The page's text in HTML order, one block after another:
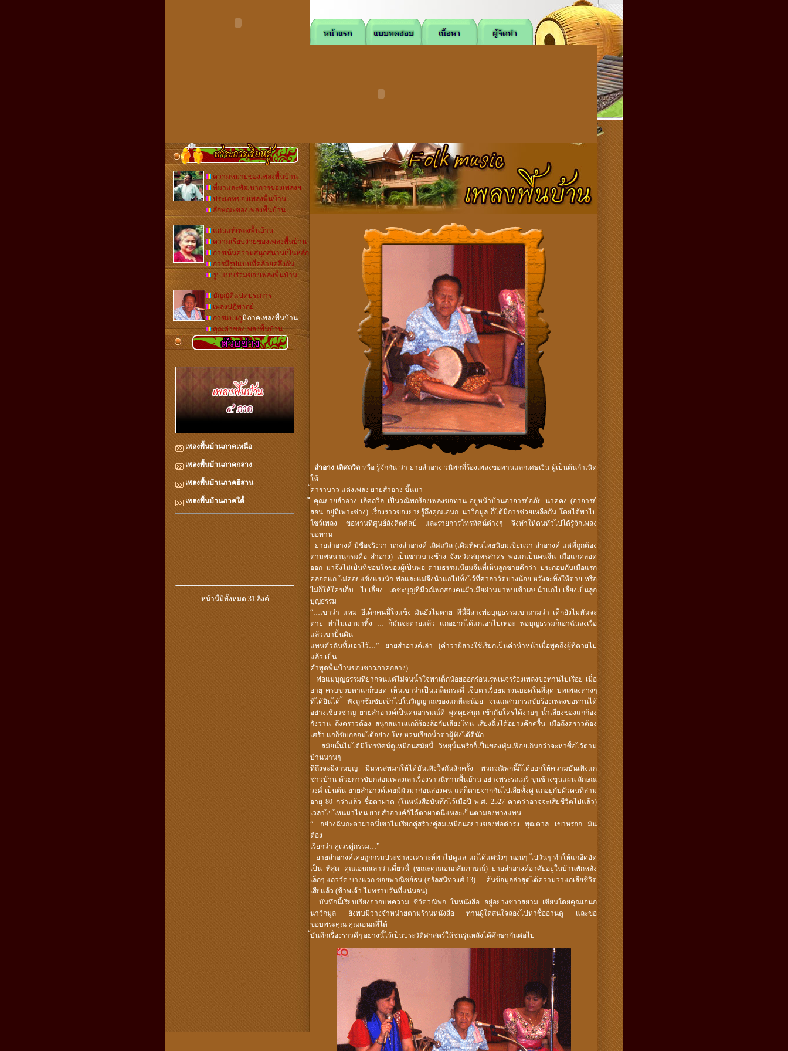
ความหมายของเพลงพื้นบ้าน
ที่มาและพัฒนาการของเพลงฯ
ประเภทของเพลงพื้นบ้าน
ลักษณะของเพลงพื้นบ้าน
แก่นแท้เพลงพื้นบ้าน
ความเรียบง่ายของเพลงพื้นบ้าน
การเน้นความสนุกสนานเป็นหลัก
การมีรูปแบบที่คล้ายคลึงกัน
รูปแบบร่วมของเพลงพื้นบ้าน
บัญญัติแปดประการ
เพลงปฏิพากย์
การแบ่งภูมิภาคเพลงพื้นบ้าน
คุณค่าของเพลงพื้นบ้าน
เพลงพื้นบ้านภาคเหนือ
เพลงพื้นบ้านภาคกลาง
เพลงพื้นบ้านภาคอีสาน
เพลงพื้นบ้านภาคใต้
หน้านี้มีทั้งหมด 31 ลิงค์
สำอาง เลิศถวิล หรือ รู้จักกัน ว่า ยายสำอาง วนิพกที่ร้องเพลงขอทานแลกเศษเงิน ผู้เป็นต้นกำเนิด
ให้
้คาราบาว แต่งเพลง ยายสำอาง ขึ้นมา
ื คุณยายสำอาง เลิศถวิล เป็นวณิพกร้องเพลงขอทาน อยู่หน้าบ้านอาจารย์อภัย นาคคง (อาจารย์
สอน อยู่ที่เพาะช่าง) เรื่องราวของยายรู้ถึงคุณเอนก นาวิกมูล ก็ได้มีการช่วยเหลือกัน โดยได้พาไป
โชว์เพลง ขอทานที่ศูนย์สังคีตศิลป์ และรายการโทรทัศน์ต่างๆ จึงทำให้คนทั่วไปได้รู้จักเพลง
ขอทาน
ยายสำอางค์ มีชื่อจริงว่า นางสำอางค์ เลิศถวิล (เดิมที่คนไทยนิยมเขียนว่า สำอางค์ แต่ที่ถูกต้อง
ตามพจนานุกรมคือ สำอาง) เป็นชาวบางช้าง จังหวัดสมุทรสาคร พ่อแกเป็นคนจีน เมื่อแกคลอด
ออก มาจึงไม่เป็นที่ชอบใจของผู้เป็นพ่อ ตามธรรมเนียมจีนที่เห็นลูกชายดีกว่า ประกอบกับเมื่อแรก
คลอดแก ไม่ค่อยแข็งแรงนัก พ่อและแม่จึงนำแกไปทิ้งไว้ที่ศาลาวัดบางน้อย หวังจะทิ้งให้ตาย หรือ
ไม่ก็ให้ใครเก็บ ไปเลี้ยง เดชะบุญที่มีวณิพกสองคนผัวเมียผ่านมาพบเข้าเลยนำแกไปเลี้ยงเป็นลูก
บุญธรรม
“…เขาว่า แหม อีเด็กคนนี้ใจแข็ง มันยังไม่ตาย ทีนี้ผีสางพ่อบุญธรรมเขาถามว่า เด็กยังไม่ทันจะ
ตาย ทำไมเอามาทิ้ง … ก็มันจะตายแล้ว แกอยากได้แกเอาไปเหอะ พ่อบุญธรรมก็เอาฉันลงเรือ
แล้วเขาปั้นดิน
แทนตัวฉันทิ้งเอาไว้…” ยายสำอางค์เล่า (คำว่าผีสางใช้เรียกเป็นคำนำหน้าเมื่อพูดถึงผู้ที่ตายไป
แล้ว เป็น
คำพูดพื้นบ้านของชาวภาคกลาง)
พ่อแม่บุญธรรมที่ยากจนแต่ไม่จนน้ำใจพาเด็กน้อยออกร่อนเร่พเนจรร้องเพลงขอทานไปเรื่อย เมื่อ
อายุ ครบขวบตาแกก็บอด เห็นเขาว่าเป็นเกล็ดกระดี่ เจ็บตาเรื่อยมาจนบอดในที่สุด บทเพลงต่างๆ
ที่ได้ยินได้ ้ฟังถูกซึมซับเข้าไปในวิญญาณของแกทีละน้อย จนแกสามารถขับร้องเพลงขอทานได้
อย่างเชี่ยวชาญ ยายสำอางค์เป็นคนอารมณ์ดี พูดคุยสนุก เข้ากับใครได้ง่ายๆ น้ำเสียงของแกก้อง
กังวาน ถึงคราวต้อง สนุกสนานแกก็ร้องล้อกับเสียงโทน เสียงฉิ่งได้อย่างคึกครื้น เมื่อถึงคราวต้อง
เศร้า แกก็ขับกล่อมได้อย่าง โหยหวนเรียกน้ำตาผู้ฟังได้ดีนัก
สมัยนั้นไม่ได้มีโทรทัศน์ดูเหมือนสมัยนี้ วิทยุนั้นหรือก็เป็นของฟุ่มเฟือยเกินกว่าจะหาซื้อไว้ตาม
บ้านนานๆ
ทีถึงจะมีงานบุญ มีมหรสพมาให้ได้บันเทิงใจกันสักครั้ง พวกวณิพกนี้ก็ได้ออกให้ความบันเทิงแก่
ชาวบ้าน ด้วยการขับกล่อมเพลงเล่าเรื่องราวนิทานพื้นบ้าน อย่างพระรถเมรี ขุนช้างขุนแผน ลักษณ
วงศ์ เป็นต้น ยายสำอางค์เคยมีผัวมาก่อนสองคน แต่ก็ตายจากกันไปเสียทั้งคู่ แกอยู่กับผัวคนที่สาม
อายุ 80 กว่าแล้ว ชื่อตาผาด (ในหนังสือบันทึกไว้เมื่อปี พ.ศ. 2527 คาดว่าอาจจะเสียชีวิตไปแล้ว)
เวลาไปไหนมาไหน ยายสำอางค์ก็ได้ตาผาดนี่แหละเป็นตามองทางแทน
“…อย่างฉันกะตาผาดนี่เขาไม่เรียกคู่สร้างคู่สมเหมือนอย่างของพ่อดำรง พุฒตาล เขาหรอก มัน
ต้อง
เรียกว่า คู่เวรคู่กรรม…”
ยายสำอางค์เคยถูกกรมประชาสงเคราะห์พาไปดูแล แกได้แต่นั่งๆ นอนๆ ไปวันๆ ทำให้แกอึดอัด
เป็น ที่สุด คุณเอนกเล่าว่าเดี๋ยวนี้ (ขณะคุณเอนกสัมภาษณ์) ยายสำอางค์อาศัยอยู่ในบ้านพักหลัง
เล็กๆ แถววัด บางแวก ซอยพาณิชย์ธน (จรัลสนิทวงศ์ 13) … ค้นข้อมูลล่าสุดได้ความว่าแกเสียชีวิต
เสียแล้ว (ข้าพเจ้า ไม่ทราบวันที่แน่นอน)
บันทึกนี้เรียบเรียงจากบทความ ชีวิตวณิพก ในหนังสือ อยู่อย่างชาวสยาม เขียนโดยคุณเอนก
นาวิกมูล ยังพบมีวางจำหน่ายตามร้านหนังสือ ท่านผู้ใดสนใจลองไปหาซื้ออ่านดู และขอ
ขอบพระคุณ คุณเอนกที่ได้
้บันทึกเรื่องราวดีๆ อย่างนี้ไว้เป็นประวัติศาสตร์ให้ชนรุ่นหลังได้ศึกษากันต่อไป